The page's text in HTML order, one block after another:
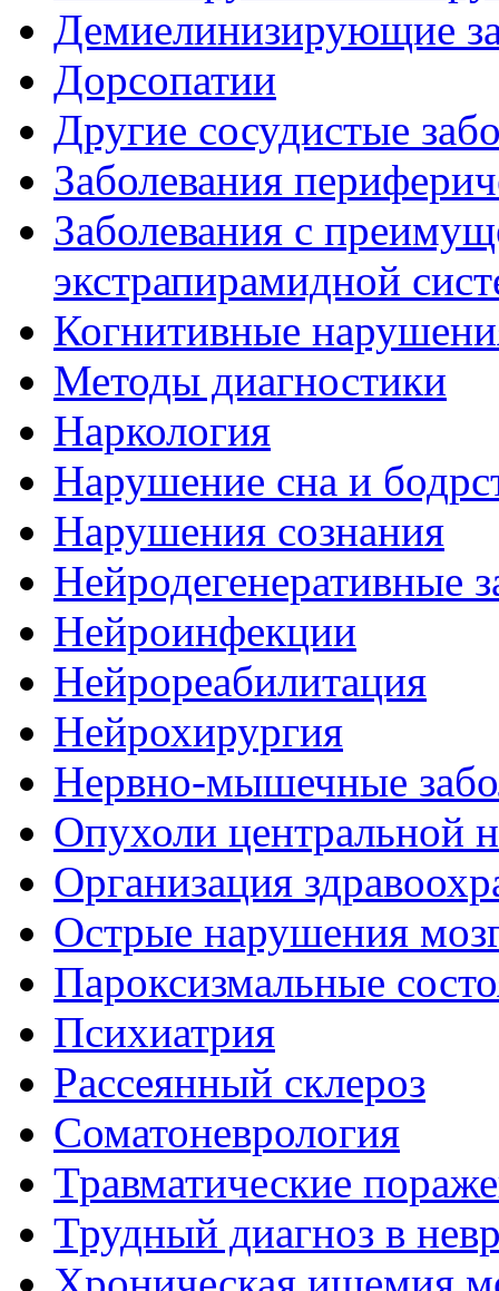
Демиелинизирующие
Дорсопатии
Другие сосудистые
Заболевания
Заболевания с
экстрапирамидной
Когнитивные
Методы диагностики
Наркология
Нарушение сна и
Нарушения сознания
Нейродегенеративные
Нейроинфекции
Нейрореабилитация
Нейрохирургия
Нервно-мышечные
Опухоли центральной
Организация
Острые нарушения
Пароксизмальные
Психиатрия
Рассеянный склероз
Соматоневрология
Травматические
Трудный диагноз в